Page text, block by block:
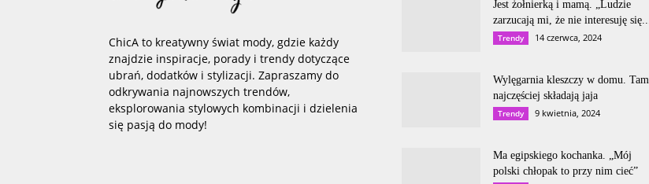
ChicA to kreatywny świat mody, gdzie każdy
znajdzie inspiracje, porady i trendy dotyczące
ubrań, dodatków i stylizacji. Zapraszamy do
odkrywania najnowszych trendów,
eksplorowania stylowych kombinacji i dzielenia
się pasją do mody!
Jest żołnierką i mamą. „Ludzie
zarzucają mi, że nie interesuję się...
Trendy 14 czerwca, 2024
Wylęgarnia kleszczy w domu. Tam
najczęściej składają jaja
Trendy 9 kwietnia, 2024
Ma egipskiego kochanka. „Mój
polski chłopak to przy nim cieć”